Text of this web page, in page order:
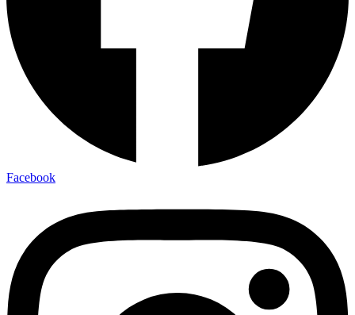
Facebook